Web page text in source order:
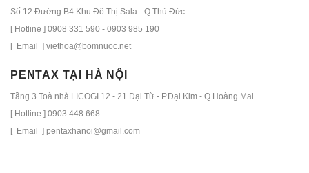
Số 12 Đường B4 Khu Đô Thị Sala - Q.Thủ Đức
[ Hotline ] 0908 331 590 - 0903 985 190
[ Email ] viethoa@bomnuoc.net
PENTAX TẠI HÀ NỘI
Tầng 3 Toà nhà LICOGI 12 - 21 Đại Từ - P.Đại Kim - Q.Hoàng Mai
[ Hotline ] 0903 448 668
[ Email ] pentaxhanoi@gmail.com